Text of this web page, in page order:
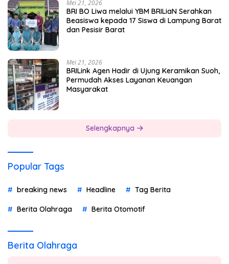
Mei 21, 2026
BRI BO Liwa melalui YBM BRILiaN Serahkan
Beasiswa kepada 17 Siswa di Lampung Barat
dan Pesisir Barat
Mei 21, 2026
BRILink Agen Hadir di Ujung Keramikan Suoh,
Permudah Akses Layanan Keuangan
Masyarakat
Selengkapnya
Popular Tags
breaking news Headline Tag Berita
Berita Olahraga Berita Otomotif
Berita Olahraga